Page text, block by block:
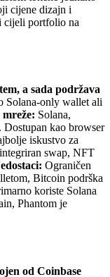
cijene dizajn i
cijeli portfolio na
a sada podržava
Solana-only wallet ali
Solana,
kao browser
iskustvo za
swap, NFT
Ograničen
Bitcoin podrška
koriste Solana
Phantom je
od Coinbase